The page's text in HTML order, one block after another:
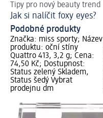
Tipy pro nový beauty trend
Jak si nalíčit foxy eyes?
Podobné produkty
Značka: miss sporty; Název
produktu: oční stíny
Quattro 413, 3,2 g; Cena:
74,50 Kč; Dostupnost:
Status zelený Skladem,
Status šedý Vybrat
prodejnu dm